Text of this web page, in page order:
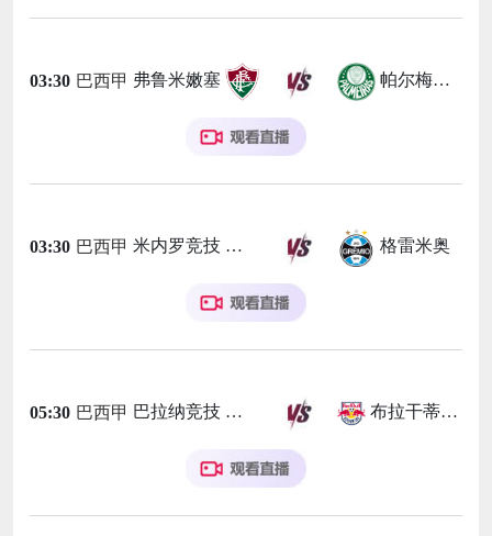
03:30 巴西甲 弗鲁米嫩塞 帕尔梅拉斯
03:30 巴西甲 米内罗竞技 格雷米奥
05:30 巴西甲 巴拉纳竞技 布拉干蒂诺RB